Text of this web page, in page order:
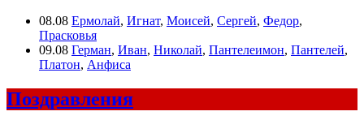
08.08 Ермолай, Игнат, Моисей, Сергей, Федор,
Прасковья
09.08 Герман, Иван, Николай, Пантелеимон, Пантелей,
Платон, Анфиса
Поздравления